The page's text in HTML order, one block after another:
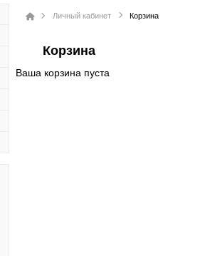
Личный кабинет Корзина
Корзина
Ваша корзина пуста